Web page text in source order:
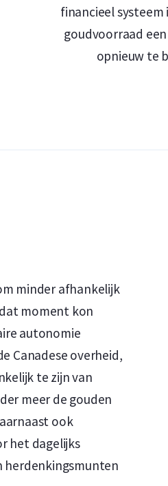
symbool voor vakmanschap,
portret van Koningin
van het uitgiftejaar en de
wij in. Op onze
financieel
goudvoorraad
opnieuw te
minder afhankelijk
moment kon
autonomie
Canadese overheid,
te zijn van
meer de gouden
ook
het dagelijks
herdenkingsmunten